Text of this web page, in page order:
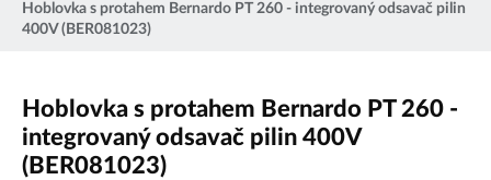
Hoblovka s protahem Bernardo PT 260 - integrovaný odsavač pilin
400V (BER081023)
Hoblovka s protahem Bernardo PT 260 -
integrovaný odsavač pilin 400V
(BER081023)